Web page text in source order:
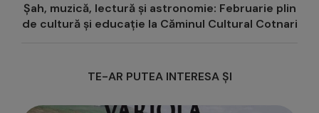
Șah, muzică, lectură și astronomie: Februarie plin
de cultură și educație la Căminul Cultural Cotnari
TE-AR PUTEA INTERESA ȘI